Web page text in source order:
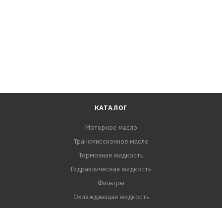
КАТАЛОГ
Моторное масло
Трансмиссионное масло
Тормозная жидкость
Гидравлическая жидкость
Фильтры
Охлаждающая жидкость